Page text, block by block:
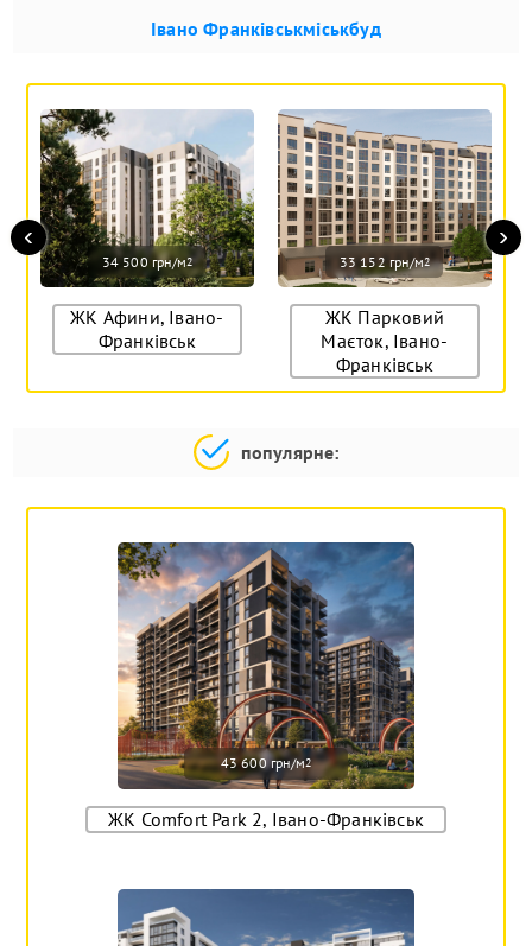
Івано Франківськміськбуд
34 500 грн/м2
ЖК Афини, Івано-
Франківськ
33 152 грн/м2
ЖК Парковий
Маєток, Івано-
Франківськ
‹ ›
популярне:
43 600 грн/м2
ЖК Comfort Park 2, Івано-Франківськ